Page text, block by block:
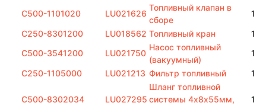
C500-1101020 LU021626
Топливный клапан в
сборе
1
C250-8301200
LU018562 Топливный кран
1
C500-3541200
LU021750
Насос топливный
(вакуумный)
1
C250-1105000
LU021213 Фильтр топливный 1
C500-8302034 LU027295
Шланг топливной
системы 4х8х55мм,
1